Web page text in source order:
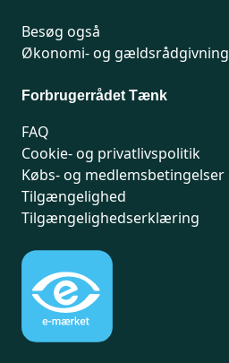
Besøg også
Økonomi- og gældsrådgivning
Forbrugerrådet Tænk
FAQ
Cookie- og privatlivspolitik
Købs- og medlemsbetingelser
Tilgængelighed
Tilgængelighedserklæring